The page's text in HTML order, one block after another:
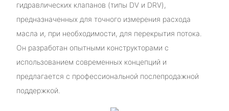
гидравлических клапанов (типы DV и DRV),
предназначенных для точного измерения расхода
масла и, при необходимости, для перекрытия потока.
Он разработан опытными конструкторами с
использованием современных концепций и
предлагается с профессиональной послепродажной
поддержкой.